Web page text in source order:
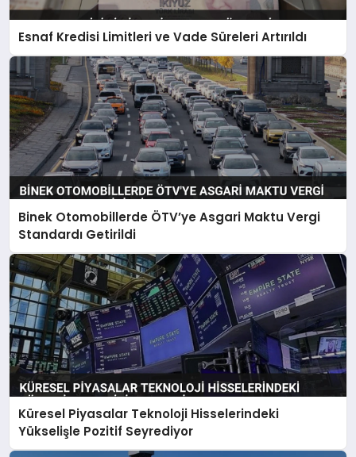
Esnaf Kredisi Limitleri ve Vade Süreleri Artırıldı
Binek Otomobillerde ÖTV’ye Asgari Maktu Vergi
Standardı Getirildi
Küresel Piyasalar Teknoloji Hisselerindeki
Yükselişle Pozitif Seyrediyor